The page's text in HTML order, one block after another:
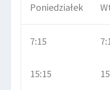
Poniedziałek
7:15
15:15